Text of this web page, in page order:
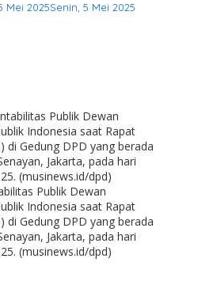
Mei 2025Senin, 5 Mei 2025
Publik Dewan
Indonesia saat Rapat
di Gedung DPD yang berada
Jakarta, pada hari
(musinews.id/dpd)